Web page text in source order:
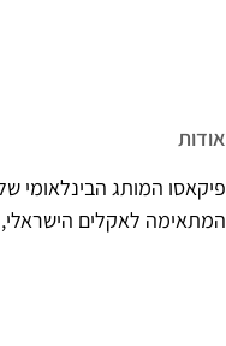
אודות
פיקאסו המותג הבינלאומי
המתאימה לאקלים הישראלי,